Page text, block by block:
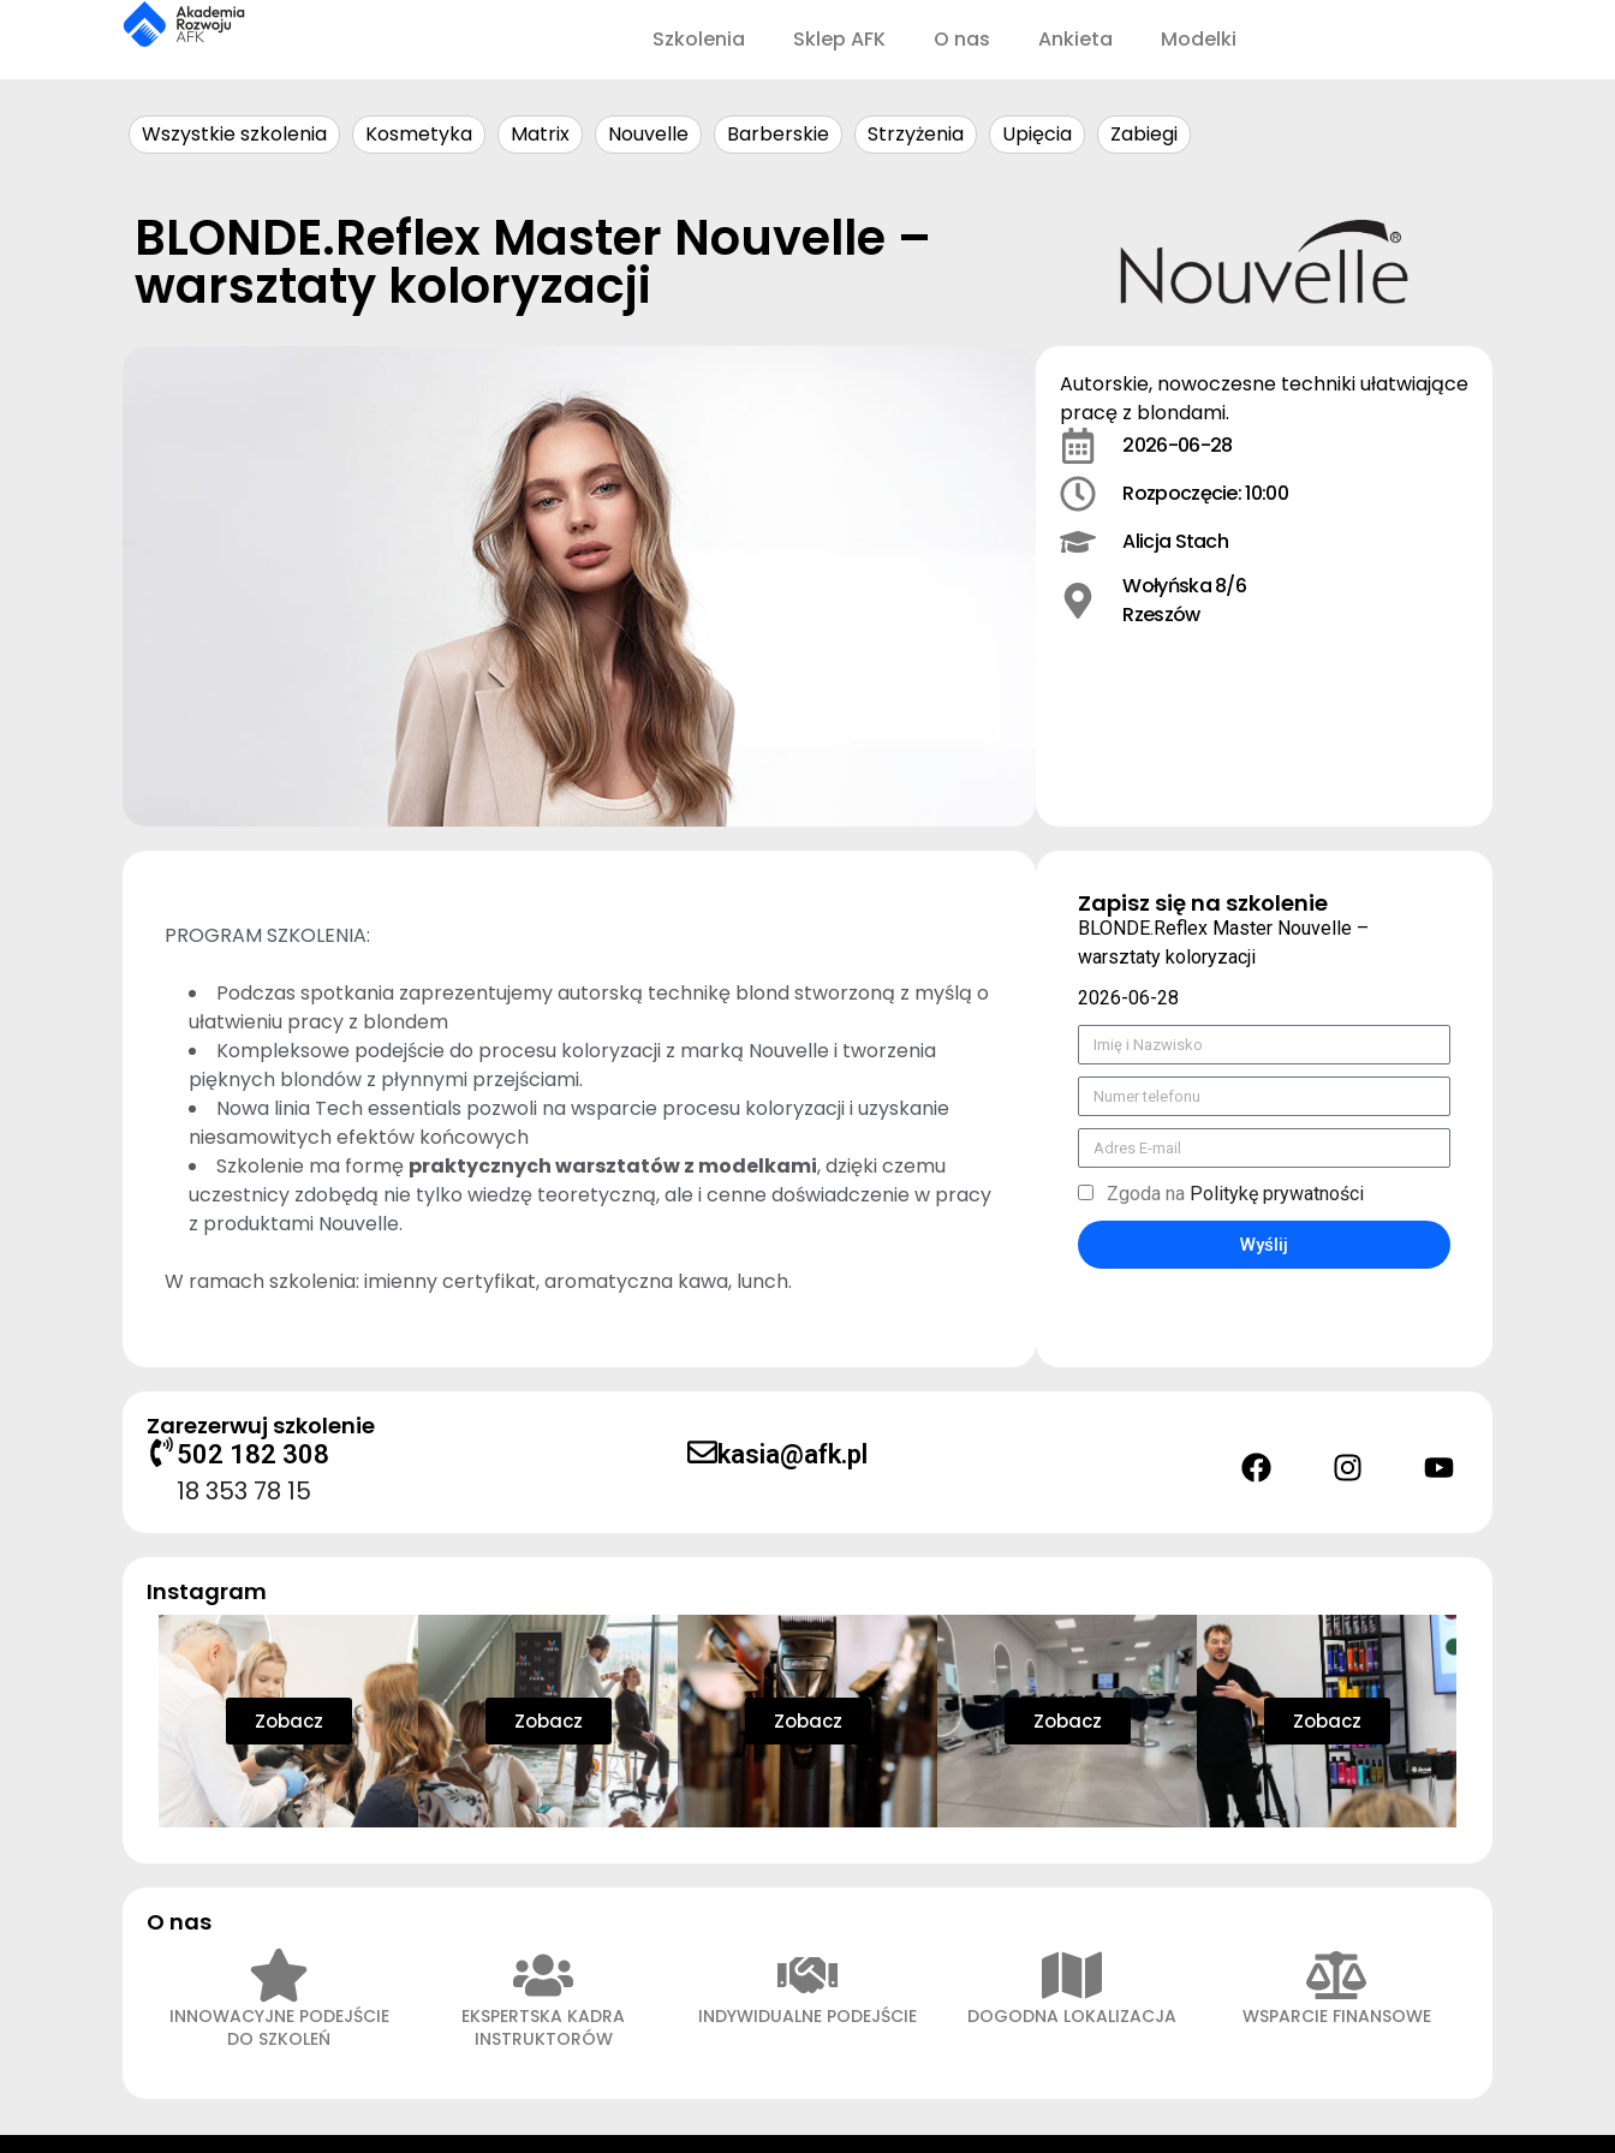
Szkolenia Sklep AFK O nas Ankieta Modelki
Wszystkie szkolenia Kosmetyka Matrix Nouvelle Barberskie Strzyżenia Upięcia Zabiegi
BLONDE.Reflex Master Nouvelle –
warsztaty koloryzacji
Autorskie, nowoczesne techniki ułatwiające
pracę z blondami.
2026-06-28
Rozpoczęcie: 10:00
Alicja Stach
Wołyńska 8/6
Rzeszów
PROGRAM SZKOLENIA:
Podczas spotkania zaprezentujemy autorską technikę blond stworzoną z myślą o
ułatwieniu pracy z blondem
Kompleksowe podejście do procesu koloryzacji z marką Nouvelle i tworzenia
pięknych blondów z płynnymi przejściami.
Nowa linia Tech essentials pozwoli na wsparcie procesu koloryzacji i uzyskanie
niesamowitych efektów końcowych
Szkolenie ma formę praktycznych warsztatów z modelkami, dzięki czemu
uczestnicy zdobędą nie tylko wiedzę teoretyczną, ale i cenne doświadczenie w pracy
z produktami Nouvelle.
W ramach szkolenia: imienny certyfikat, aromatyczna kawa, lunch.
Zapisz się na szkolenie
BLONDE.Reflex Master Nouvelle –
warsztaty koloryzacji
2026-06-28
Zgoda na Politykę prywatności
Wyślij
Zarezerwuj szkolenie
502 182 308
18 353 78 15
kasia@afk.pl
Instagram
Zobacz Zobacz Zobacz Zobacz Zobacz
O nas
INNOWACYJNE PODEJŚCIE
DO SZKOLEŃ
EKSPERTSKA KADRA
INSTRUKTORÓW
INDYWIDUALNE PODEJŚCIE DOGODNA LOKALIZACJA WSPARCIE FINANSOWE